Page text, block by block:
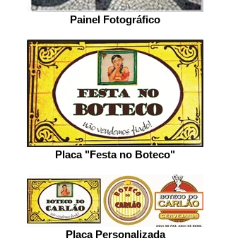
Painel Fotográfico
Placa "Festa no Boteco"
Placa Personalizada